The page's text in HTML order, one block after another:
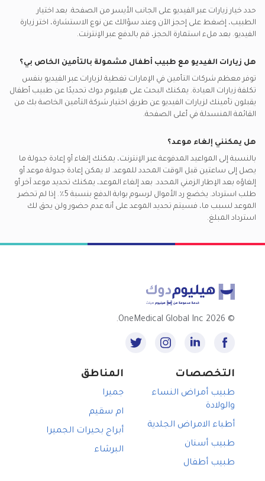
حدد خيار زيارات عبر الفيديو على الجانب الأيسر من الصفحة. بعد اختيار
الطبيب، إضغط على إحجز الآن وعند سؤالك عن نوع الاستشارة، اختر زيارة
الفيديو. بعد ملء استمارة الحجز، قم بالدفع عبر الإنترنت.
هل زيارات الفيديو مع طبيب أطفال مشمولة بالتأمين الخاص بي؟
توفر معظم شركات التأمين في الإمارات تغطية لزيارات عبر الفيديو بنفس
تكلفة زيارات العيادة. يمكنك البحث على هيليوم دوك تحديدًا عن طبيب أطفال
يقبلون تأمينك لزيارات الفيديو عن طريق اختيار شركة التأمين الخاصة بك من
القائمة المنسدلة في أعلى الصفحة.
هل يمكنني إلغاء موعد؟
بالنسبة إلى المواعيد المدفوعة عبر الإنترنت، يمكنك إلغاء أو إعادة جدولة ما
يصل إلى ساعتين قبل الوقت المحدد للموعد. لا يمكن إعادة جدولة موعد أو
إلغاؤه بعد الإطار الزمني المحدد. بعد إلغاء الموعد، يمكنك تحديد موعد آخر أو
طلب استرداد. يخضع رد الأموال لرسوم بوابة الدفع بنسبة 5٪. إذا لم تحضر
الموعد لسبب ما، فسيتم تحديد الموعد على أنه عدم حضور ولن يحق لك
استرداد المبلغ.
©
2026 OneMedical Global Inc.
التخصصات
طبيب أمراض النساء
والولادة
أطباء الامراض الجلدية
طبيب أسنان
طبيب أطفال
المناطق
جميرا
ام سقيم
أبراج بحيرات الجميرا
البرشاء